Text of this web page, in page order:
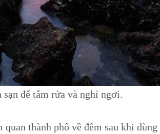
để tắm rửa và nghỉ ngơi.
thành phố về đêm sau khi dùng